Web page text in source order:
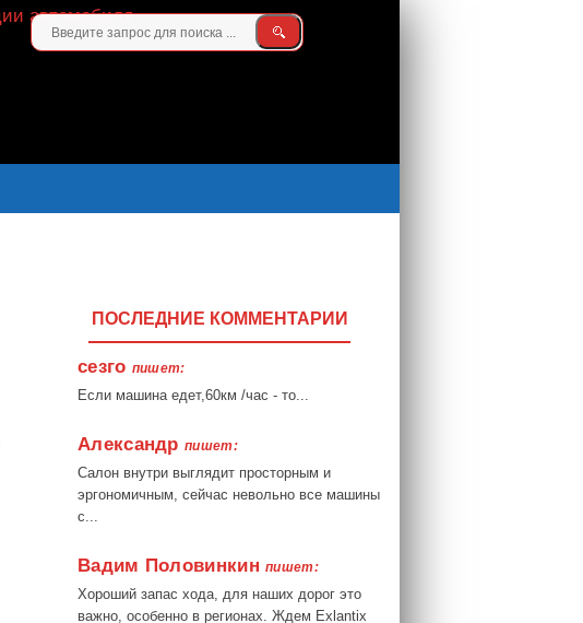
ПОСЛЕДНИЕ КОММЕНТАРИИ
сезго пишет:
Если машина едет,60км /час - то...
Александр пишет:
Салон внутри выглядит просторным и
эргономичным, сейчас невольно все машины
с...
Вадим Половинкинпишет:
Хороший запас хода, для наших дорог это
важно, особенно в регионах. Ждем Exlantix